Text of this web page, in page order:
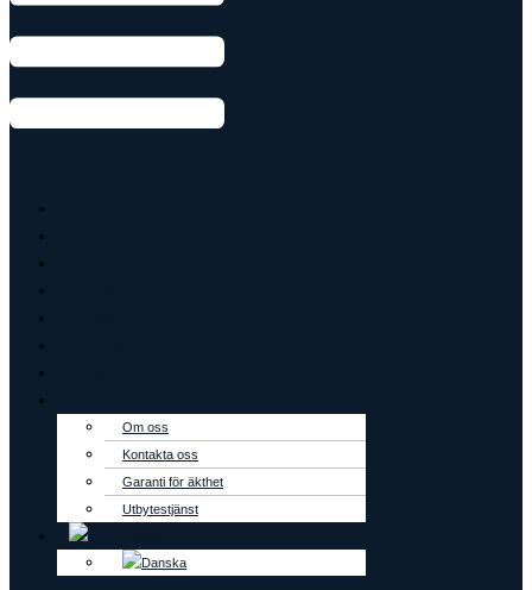
Om oss
Kontakta oss
Garanti för äkthet
Utbytestjänst